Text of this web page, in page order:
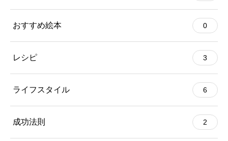
おすすめ絵本 0
レシピ 3
ライフスタイル 6
成功法則 2